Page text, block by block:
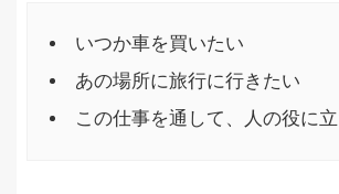
いつか車を買いたい
あの場所に旅行に行きたい
この仕事を通して、人の役に